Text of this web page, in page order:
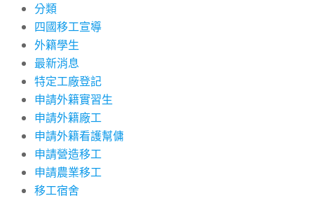
分類
四國移工宣導
外籍學生
最新消息
特定工廠登記
申請外籍實習生
申請外籍廠工
申請外籍看護幫傭
申請營造移工
申請農業移工
移工宿舍